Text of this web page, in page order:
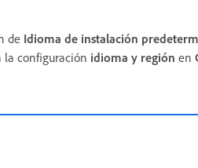
de Idioma de instalación
la configuración idioma y región en